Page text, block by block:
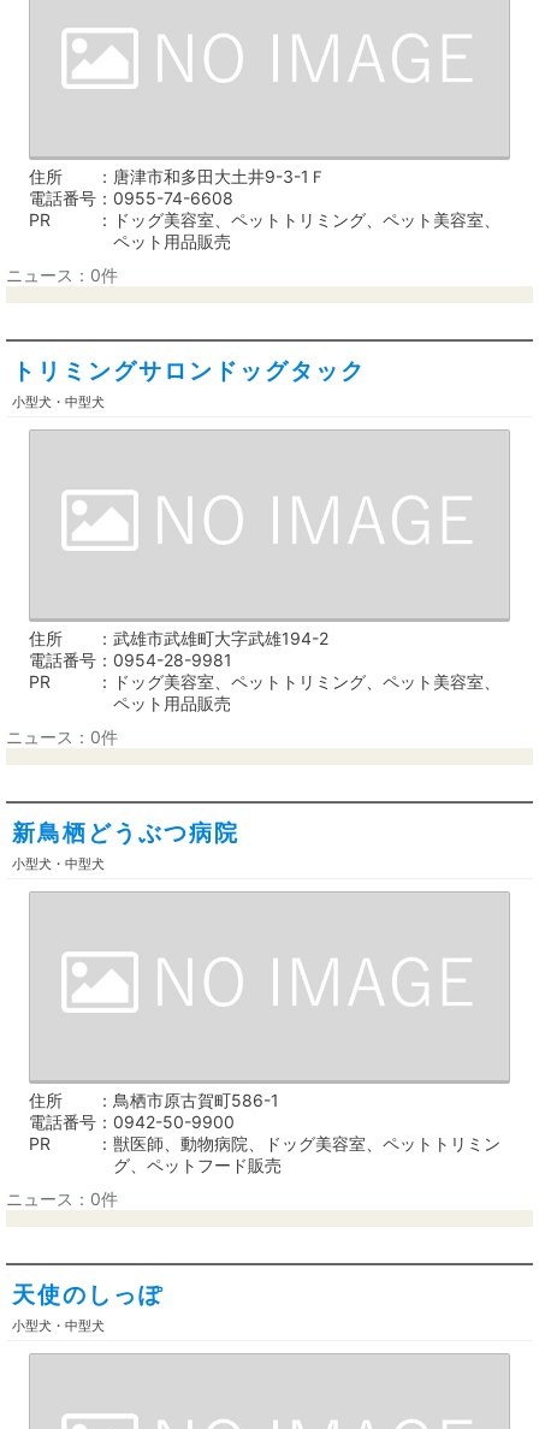
住所
唐津市和多田大土井9-3-1Ｆ
電話番号
0955-74-6608
PR
ドッグ美容室、ペットトリミング、ペット美容室、
ペット用品販売
ニュース：0件
トリミングサロンドッグタック
小型犬・中型犬
住所
武雄市武雄町大字武雄194-2
電話番号
0954-28-9981
PR
ドッグ美容室、ペットトリミング、ペット美容室、
ペット用品販売
ニュース：0件
新鳥栖どうぶつ病院
小型犬・中型犬
住所
鳥栖市原古賀町586-1
電話番号
0942-50-9900
PR
獣医師、動物病院、ドッグ美容室、ペットトリミン
グ、ペットフード販売
ニュース：0件
天使のしっぽ
小型犬・中型犬